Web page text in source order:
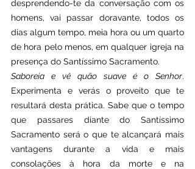
desprendendo-te da conversação com os
homens, vai passar doravante, todos os
dias algum tempo, meia hora ou um quarto
de hora pelo menos, em qualquer igreja na
presença do Santíssimo Sacramento.
Saboreia e vê quão suave é o Senhor.
Experimenta e verás o proveito que te
resultará desta prática. Sabe que o tempo
que passares diante do Santíssimo
Sacramento será o que te alcançará mais
vantagens durante a vida e mais
consolações à hora da morte e na